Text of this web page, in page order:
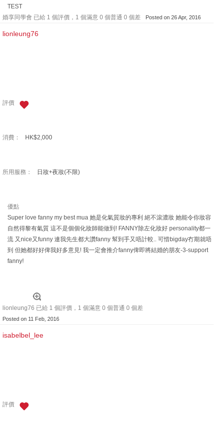
TEST
婚享同學會 已給 1 個評價，1 個滿意 0 個普通 0 個差
Posted on 26 Apr, 2016
lionleung76
評價
消費： HK$2,000
所用服務： 日妝+夜妝(不限)
優點
Super love fanny my best mua 她是化氣質妝的專利 絕不滾濃妝 她能令你妝容
自然得黎有氣質 這不是個個化妝師能做到! FANNY除左化妝好 personality都一
流 又nice又funny 連我先生都大讚fanny 幫到手又唔計較.. 可惜bigday冇期就唔
到 但她都好好俾我好多意見! 我一定會推介fanny俾即將結婚的朋友-3-support
fanny!
lionleung76 已給 1 個評價，1 個滿意 0 個普通 0 個差
Posted on 11 Feb, 2016
isabelbel_lee
評價